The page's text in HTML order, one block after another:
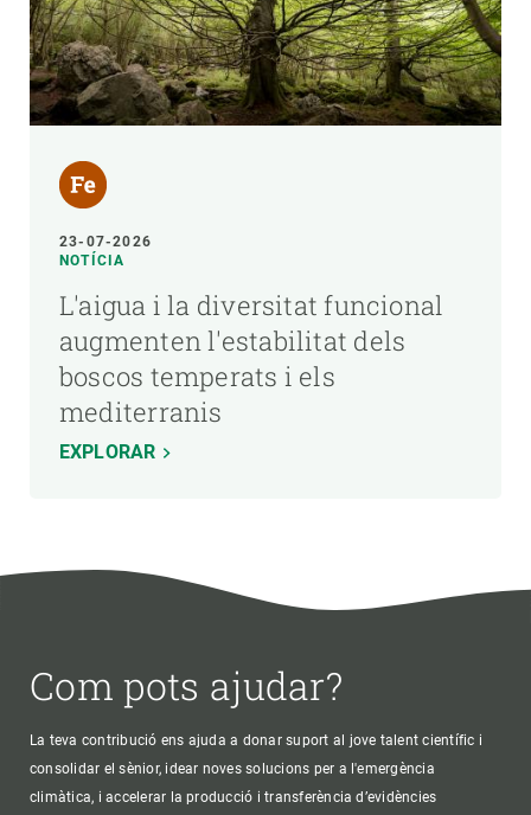
23-07-2026
NOTÍCIA
L'aigua i la diversitat funcional
augmenten l'estabilitat dels
boscos temperats i els
mediterranis
EXPLORAR
Com pots ajudar?
La teva contribució ens ajuda a donar suport al jove talent científic i
consolidar el sènior, idear noves solucions per a l'emergència
climàtica, i accelerar la producció i transferència d’evidències